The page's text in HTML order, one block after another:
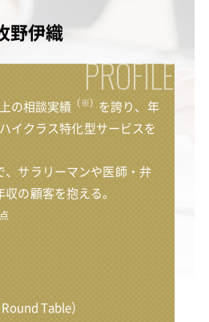
野伊織
PROFILE
の相談実績 （※） を誇り、年
イクラス特化型サービスを
、サラリーマンや医師・弁
の顧客を抱える。
Table）